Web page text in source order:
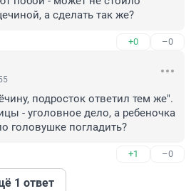
а сделать так же?
+0 –0
подросток ответил тем же".
- уголовное дело, а ребеночка
головушке погладить?
+1 –0
1 ответ